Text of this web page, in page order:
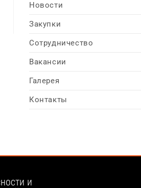
Новости
Закупки
Сотрудничество
Вакансии
Галерея
Контакты
и